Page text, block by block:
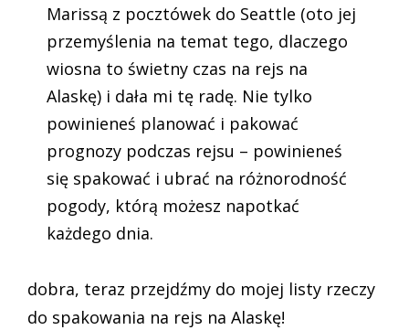
Marissą z pocztówek do Seattle (oto jej
przemyślenia na temat tego, dlaczego
wiosna to świetny czas na rejs na
Alaskę) i dała mi tę radę. Nie tylko
powinieneś planować i pakować
prognozy podczas rejsu – powinieneś
się spakować i ubrać na różnorodność
pogody, którą możesz napotkać
każdego dnia.
dobra, teraz przejdźmy do mojej listy rzeczy
do spakowania na rejs na Alaskę!